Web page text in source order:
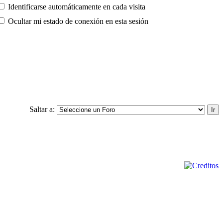
Identificarse automáticamente en cada visita
Ocultar mi estado de conexión en esta sesión
Saltar a: